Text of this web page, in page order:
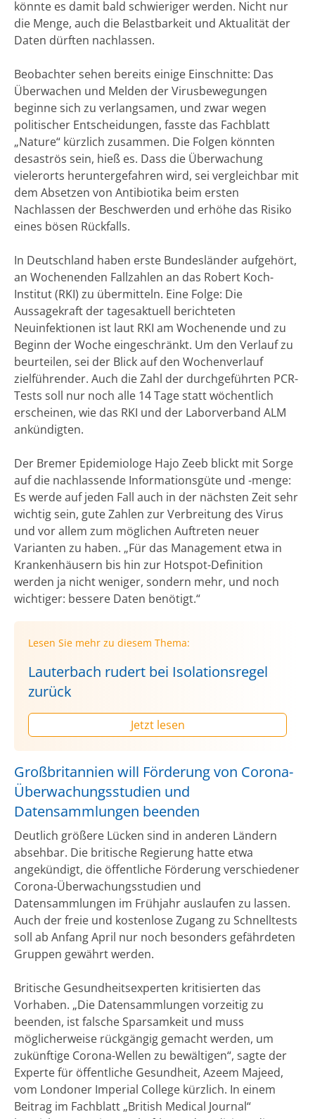
könnte es damit bald schwieriger werden. Nicht nur
die Menge, auch die Belastbarkeit und Aktualität der
Daten dürften nachlassen.
Beobachter sehen bereits einige Einschnitte: Das
Überwachen und Melden der Virusbewegungen
beginne sich zu verlangsamen, und zwar wegen
politischer Entscheidungen, fasste das Fachblatt
„Nature“ kürzlich zusammen. Die Folgen könnten
desaströs sein, hieß es. Dass die Überwachung
vielerorts heruntergefahren wird, sei vergleichbar mit
dem Absetzen von Antibiotika beim ersten
Nachlassen der Beschwerden und erhöhe das Risiko
eines bösen Rückfalls.
In Deutschland haben erste Bundesländer aufgehört,
an Wochenenden Fallzahlen an das Robert Koch-
Institut (RKI) zu übermitteln. Eine Folge: Die
Aussagekraft der tagesaktuell berichteten
Neuinfektionen ist laut RKI am Wochenende und zu
Beginn der Woche eingeschränkt. Um den Verlauf zu
beurteilen, sei der Blick auf den Wochenverlauf
zielführender. Auch die Zahl der durchgeführten PCR-
Tests soll nur noch alle 14 Tage statt wöchentlich
erscheinen, wie das RKI und der Laborverband ALM
ankündigten.
Der Bremer Epidemiologe Hajo Zeeb blickt mit Sorge
auf die nachlassende Informationsgüte und -menge:
Es werde auf jeden Fall auch in der nächsten Zeit sehr
wichtig sein, gute Zahlen zur Verbreitung des Virus
und vor allem zum möglichen Auftreten neuer
Varianten zu haben. „Für das Management etwa in
Krankenhäusern bis hin zur Hotspot-Definition
werden ja nicht weniger, sondern mehr, und noch
wichtiger: bessere Daten benötigt.“
Lesen Sie mehr zu diesem Thema:
Lauterbach rudert bei Isolationsregel
zurück
Jetzt lesen
Großbritannien will Förderung von Corona-
Überwachungsstudien und
Datensammlungen beenden
Deutlich größere Lücken sind in anderen Ländern
absehbar. Die britische Regierung hatte etwa
angekündigt, die öffentliche Förderung verschiedener
Corona-Überwachungsstudien und
Datensammlungen im Frühjahr auslaufen zu lassen.
Auch der freie und kostenlose Zugang zu Schnelltests
soll ab Anfang April nur noch besonders gefährdeten
Gruppen gewährt werden.
Britische Gesundheitsexperten kritisierten das
Vorhaben. „Die Datensammlungen vorzeitig zu
beenden, ist falsche Sparsamkeit und muss
möglicherweise rückgängig gemacht werden, um
zukünftige Corona-Wellen zu bewältigen“, sagte der
Experte für öffentliche Gesundheit, Azeem Majeed,
vom Londoner Imperial College kürzlich. In einem
Beitrag im Fachblatt „British Medical Journal“